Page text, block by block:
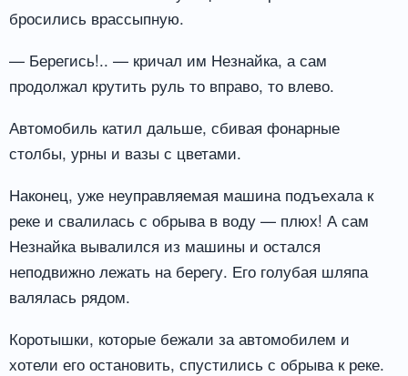
бросились врассыпную.
— Берегись!.. — кричал им Незнайка, а сам
продолжал крутить руль то вправо, то влево.
Автомобиль катил дальше, сбивая фонарные
столбы, урны и вазы с цветами.
Наконец, уже неуправляемая машина подъехала к
реке и свалилась с обрыва в воду — плюх! А сам
Незнайка вывалился из машины и остался
неподвижно лежать на берегу. Его голубая шляпа
валялась рядом.
Коротышки, которые бежали за автомобилем и
хотели его остановить, спустились с обрыва к реке.